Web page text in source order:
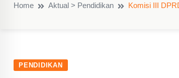
Home Aktual > Pendidikan Komisi III
PENDIDIKAN